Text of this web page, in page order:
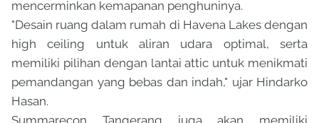
mencerminkan kemapanan penghuninya.
"Desain ruang dalam rumah di Havena Lakes dengan
high ceiling untuk aliran udara optimal, serta
memiliki pilihan dengan lantai attic untuk menikmati
pemandangan yang bebas dan indah," ujar Hindarko
Hasan.
Summarecon Tangerang juga akan memiliki